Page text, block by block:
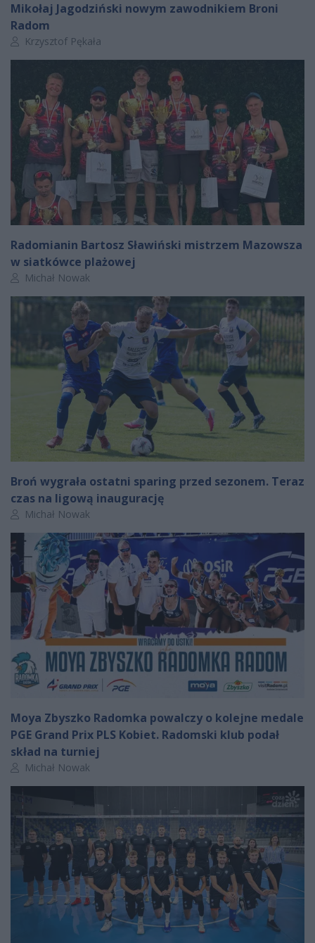
Mikołaj Jagodziński nowym zawodnikiem Broni
Radom
Autor artykułu:
Krzysztof Pękała
Radomianin Bartosz Sławiński mistrzem Mazowsza
w siatkówce plażowej
Autor artykułu:
Michał Nowak
Broń wygrała ostatni sparing przed sezonem. Teraz
czas na ligową inaugurację
Autor artykułu:
Michał Nowak
Moya Zbyszko Radomka powalczy o kolejne medale
PGE Grand Prix PLS Kobiet. Radomski klub podał
skład na turniej
Autor artykułu:
Michał Nowak